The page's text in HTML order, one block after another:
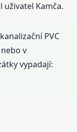
Kamča.
PVC
v
vypadají: